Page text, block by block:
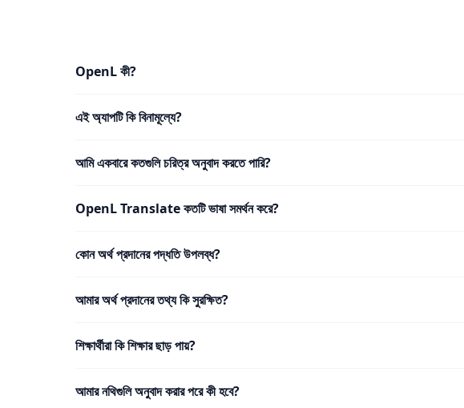
OpenL কী?
এই অ্যাপটি কি বিনামূল্যে?
আমি একবারে কতগুলি চরিত্র অনুবাদ করতে পারি?
OpenL Translate কতটি ভাষা সমর্থন করে?
কোন অর্থ প্রদানের পদ্ধতি উপলব্ধ?
আমার অর্থ প্রদানের তথ্য কি সুরক্ষিত?
শিক্ষার্থীরা কি শিক্ষার ছাড় পায়?
আমার নথিগুলি অনুবাদ করার পরে কী হবে?